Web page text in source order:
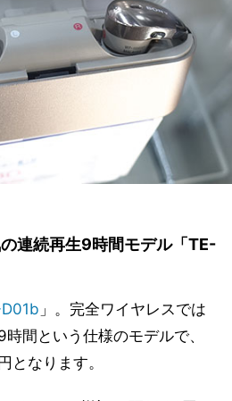
連続再生9時間モデル「TE-
」。完全ワイヤレスでは
間という仕様のモデルで、
となります。